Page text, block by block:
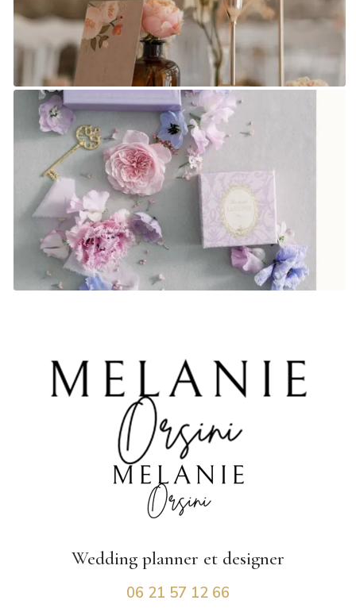
Wedding planner et designer
06 21 57 12 66